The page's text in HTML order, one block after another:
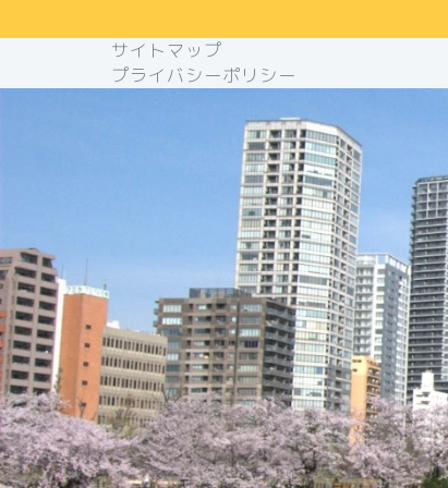
サイトマップ
プライバシーポリシー